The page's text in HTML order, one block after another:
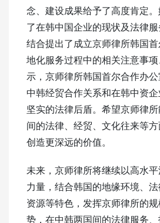
念、建设成果给予了高度肯定
了在韩中国企业的现状及法律
结合提出了成立京师律所韩国
地化服务过程中的相关注意事
示，京师律所韩国首尔合作办
中韩经贸合作关系和在韩中资
坚实的法律后盾。希望京师律
间的法律、经贸、文化往来等方
创造更深远的价值。
未来，京师律所将继续以高水
力量，结合韩国的地缘环境、
资源等特色，发挥京师律所的
势，在中韩两国间的法律服务